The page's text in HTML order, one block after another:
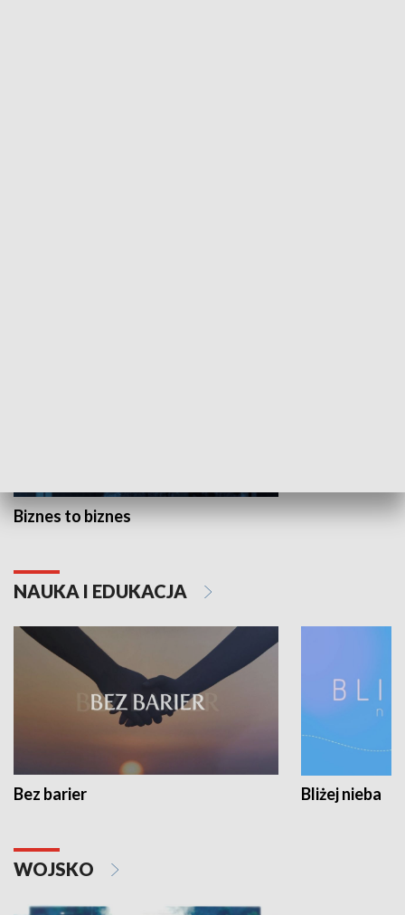
Biznes to biznes
NAUKA I EDUKACJA
Bez barier Bliżej nieba
WOJSKO